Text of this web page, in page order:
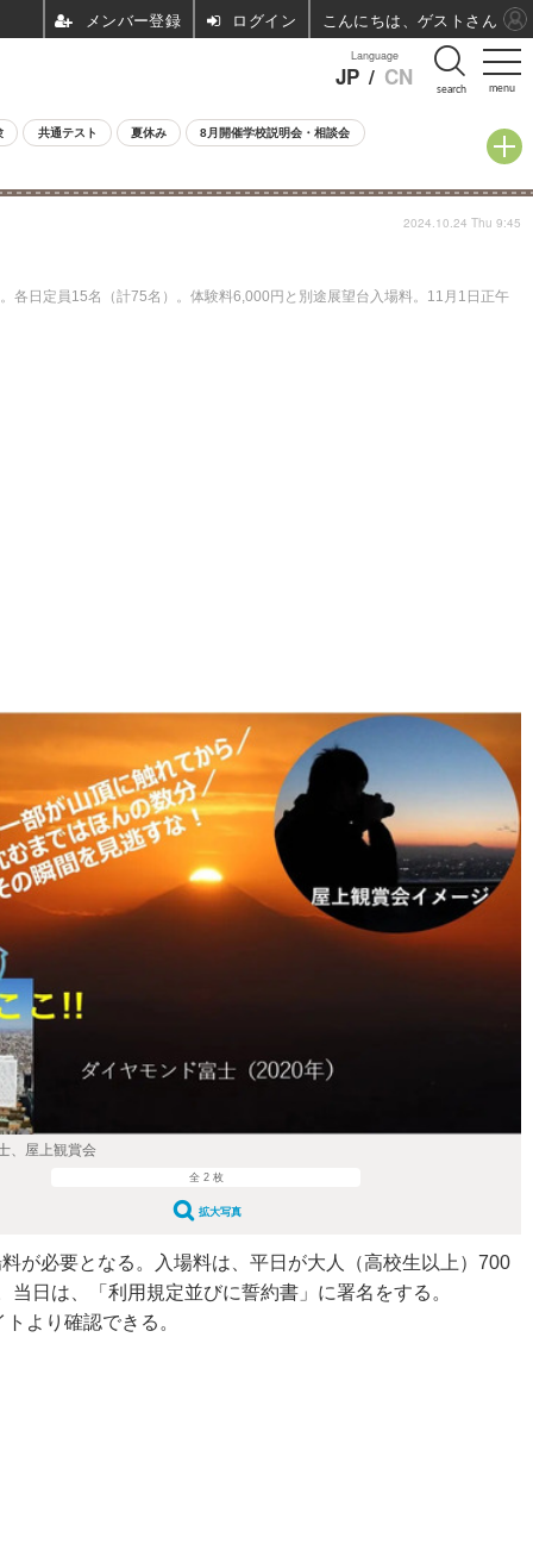
menu
Language
JP / CN search
共通テスト 夏休み 8月開催学校説明会・相談会
日定員15名（計75名）。体験料6,000円と別途展望台入場料。11月1日正午
2024.10.24 Thu 9:45
、屋上観賞会
全 2 枚
拡大写真
が必要となる。入場料は、平日が大人（高校生以上）700
日は、「利用規定並びに誓約書」に署名をする。
より確認できる。
ログイン こんにちは、ゲストさん